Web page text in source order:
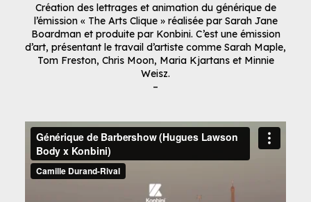
Création des lettrages et animation du générique de
l’émission « The Arts Clique » réalisée par Sarah Jane
Boardman et produite par Konbini. C’est une émission
d’art, présentant le travail d’artiste comme Sarah Maple,
Tom Freston, Chris Moon, Maria Kjartans et Minnie
Weisz.
–